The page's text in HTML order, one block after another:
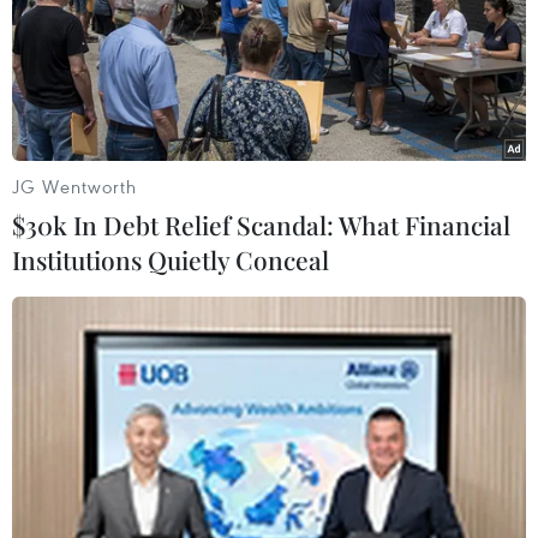
cùng Đoàn Thanh niên xã Nậm Vì làm lại cầu dân sinh cho
người dân bản. (Ảnh: Xuân Tư/TTXVN)
Gia đình ông Lò Văn Nưa, bản Nậm Vì, là một
trong những hộ dân nằm bên khu vực suối có
cây cầu gỗ bắc qua đã bị mục, hư hỏng, mất an
toàn. Nắm bắt nhu cầu của người dân trong
JG Wentworth
$30k In Debt Relief Scandal: What Financial
Institutions Quietly Conceal